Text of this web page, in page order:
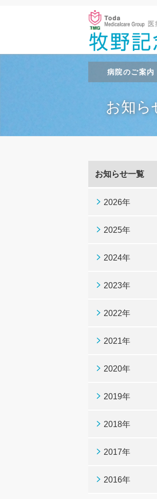
病院のご案内
お知ら
お知らせ一覧
2026年
2025年
2024年
2023年
2022年
2021年
2020年
2019年
2018年
2017年
2016年